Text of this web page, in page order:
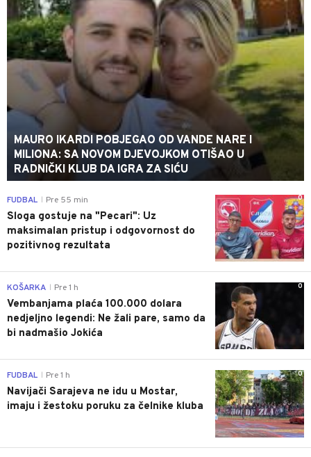
MAURO IKARDI POBJEGAO OD VANDE NARE I
MILIONA: SA NOVOM DJEVOJKOM OTIŠAO U
RADNIČKI KLUB DA IGRA ZA SIĆU
0
FUDBAL Pre 55 min
Sloga gostuje na "Pecari": Uz
maksimalan pristup i odgovornost do
pozitivnog rezultata
0
KOŠARKA Pre 1 h
Vembanjama plaća 100.000 dolara
nedjeljno legendi: Ne žali pare, samo da
bi nadmašio Jokića
0
FUDBAL Pre 1 h
Navijači Sarajeva ne idu u Mostar,
imaju i žestoku poruku za čelnike kluba